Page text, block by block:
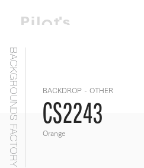
BACKGROUNDS FACTORY BACKDROP - OTHER
CS2243
Orange